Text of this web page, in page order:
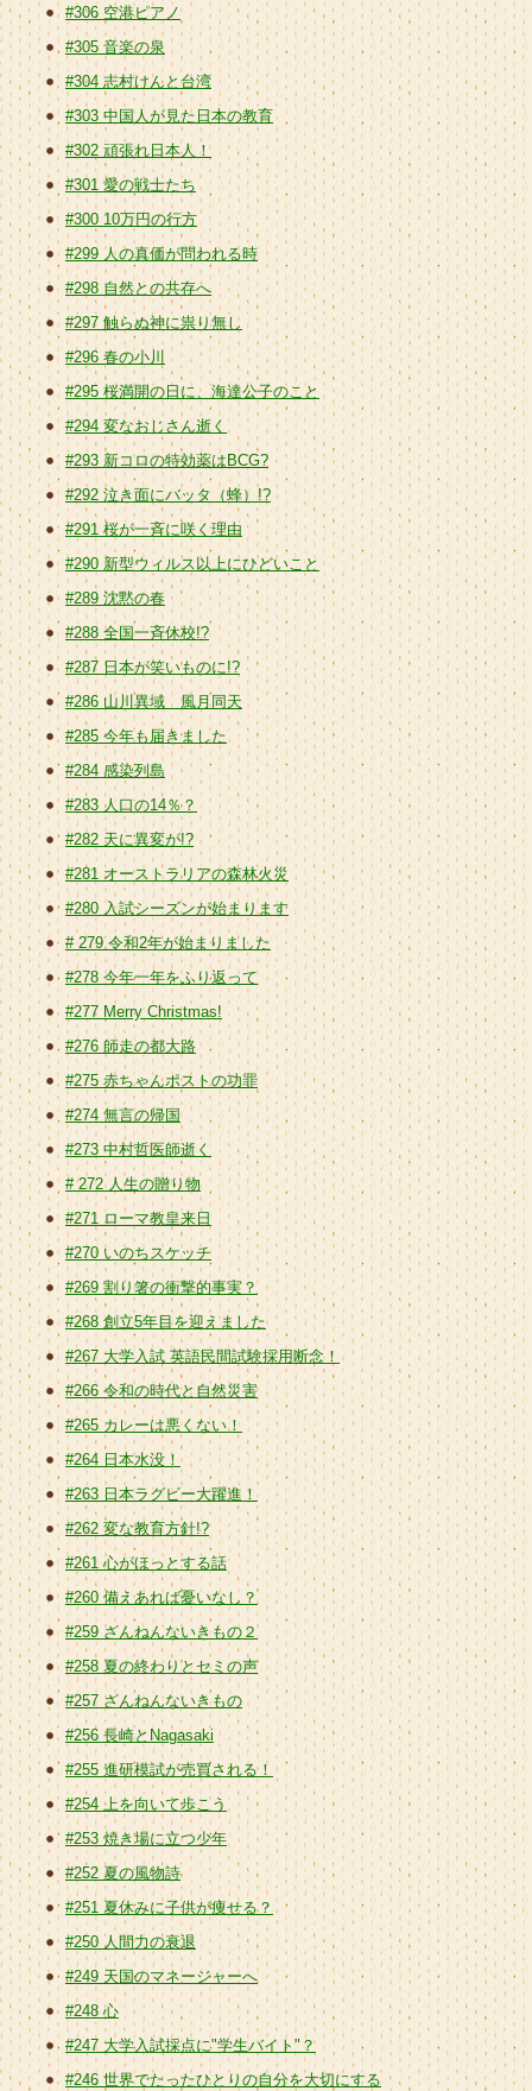
#306 空港ピアノ
#305 音楽の泉
#304 志村けんと台湾
#303 中国人が見た日本の教育
#302 頑張れ日本人！
#301 愛の戦士たち
#300 10万円の行方
#299 人の真価が問われる時
#298 自然との共存へ
#297 触らぬ神に祟り無し
#296 春の小川
#295 桜満開の日に、海達公子のこと
#294 変なおじさん逝く
#293 新コロの特効薬はBCG?
#292 泣き面にバッタ（蜂）!?
#291 桜が一斉に咲く理由
#290 新型ウィルス以上にひどいこと
#289 沈黙の春
#288 全国一斉休校!?
#287 日本が笑いものに!?
#286 山川異域 風月同天
#285 今年も届きました
#284 感染列島
#283 人口の14％？
#282 天に異変が!?
#281 オーストラリアの森林火災
#280 入試シーズンが始まります
# 279 令和2年が始まりました
#278 今年一年をふり返って
#277 Merry Christmas!
#276 師走の都大路
#275 赤ちゃんポストの功罪
#274 無言の帰国
#273 中村哲医師逝く
# 272 人生の贈り物
#271 ローマ教皇来日
#270 いのちスケッチ
#269 割り箸の衝撃的事実？
#268 創立5年目を迎えました
#267 大学入試 英語民間試験採用断念！
#266 令和の時代と自然災害
#265 カレーは悪くない！
#264 日本水没！
#263 日本ラグビー大躍進！
#262 変な教育方針!?
#261 心がほっとする話
#260 備えあれば憂いなし？
#259 ざんねんないきもの２
#258 夏の終わりとセミの声
#257 ざんねんないきもの
#256 長崎とNagasaki
#255 進研模試が売買される！
#254 上を向いて歩こう
#253 焼き場に立つ少年
#252 夏の風物詩
#251 夏休みに子供が痩せる？
#250 人間力の衰退
#249 天国のマネージャーへ
#248 心
#247 大学入試採点に"学生バイト"？
#246 世界でたったひとりの自分を大切にする